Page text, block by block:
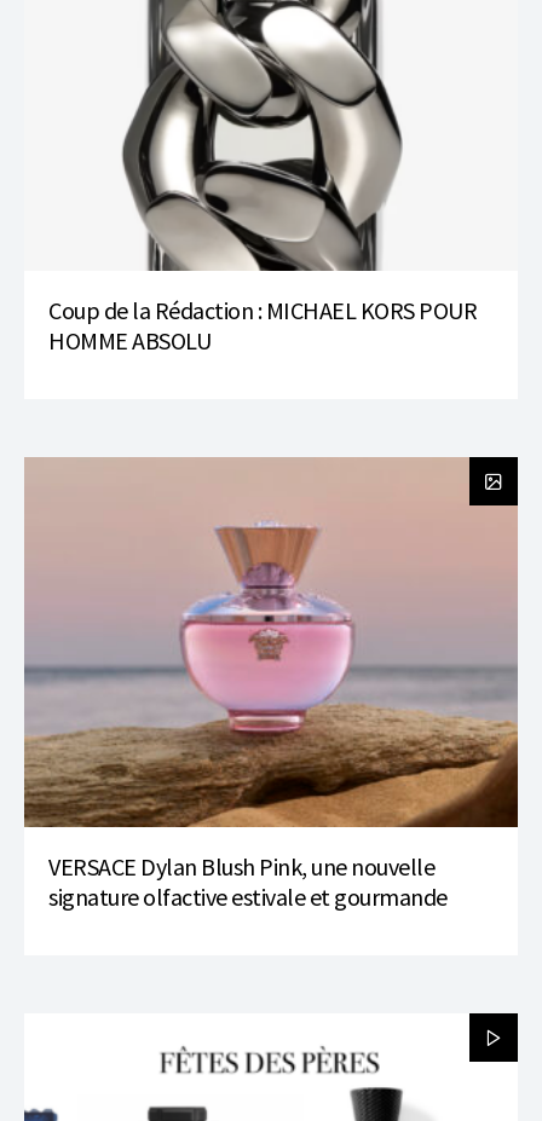
Coup de la Rédaction : MICHAEL KORS POUR
HOMME ABSOLU
VERSACE Dylan Blush Pink, une nouvelle
signature olfactive estivale et gourmande